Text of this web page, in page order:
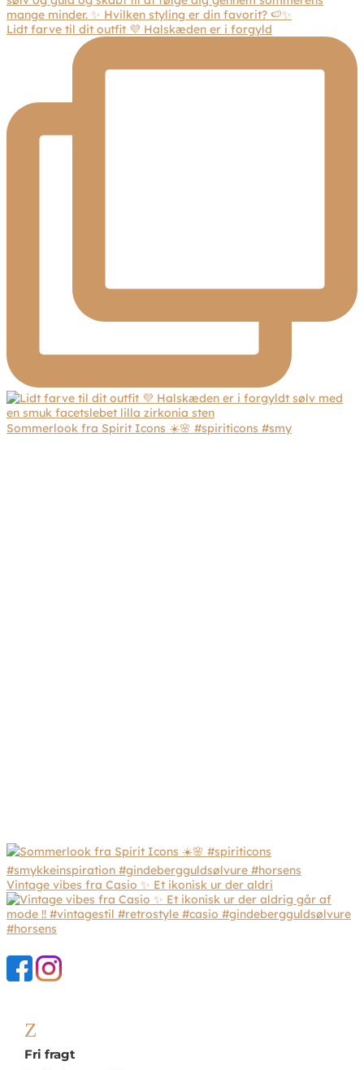
Lidt farve til dit outfit 💜 Halskæden er i forgyld
Sommerlook fra Spirit Icons ☀️🌸 #spiriticons #smy
Vintage vibes fra Casio ✨ Et ikonisk ur der aldri
Z
Fri fragt